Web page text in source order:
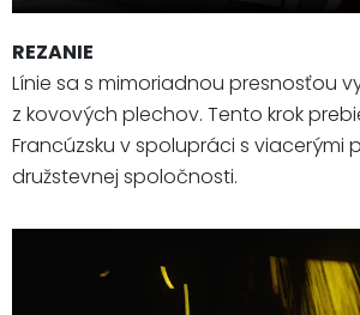
REZANIE
Línie sa s mimoriadnou presnosťou
z kovových plechov. Tento krok
Francúzsku v spolupráci s viacerými
družstevnej spoločnosti.